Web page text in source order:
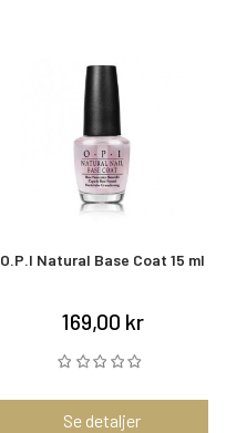
O.P.I Natural Base Coat 15 ml
169,00 kr
Se detaljer